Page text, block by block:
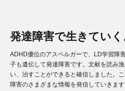
発達障害で生きていく
ADHD優位のアスペルガーで、LD学習障
子も遺伝して発達障害です。文献を読み
い、治すことができると確信しました。
障害のさまざまな情報を発信していきます